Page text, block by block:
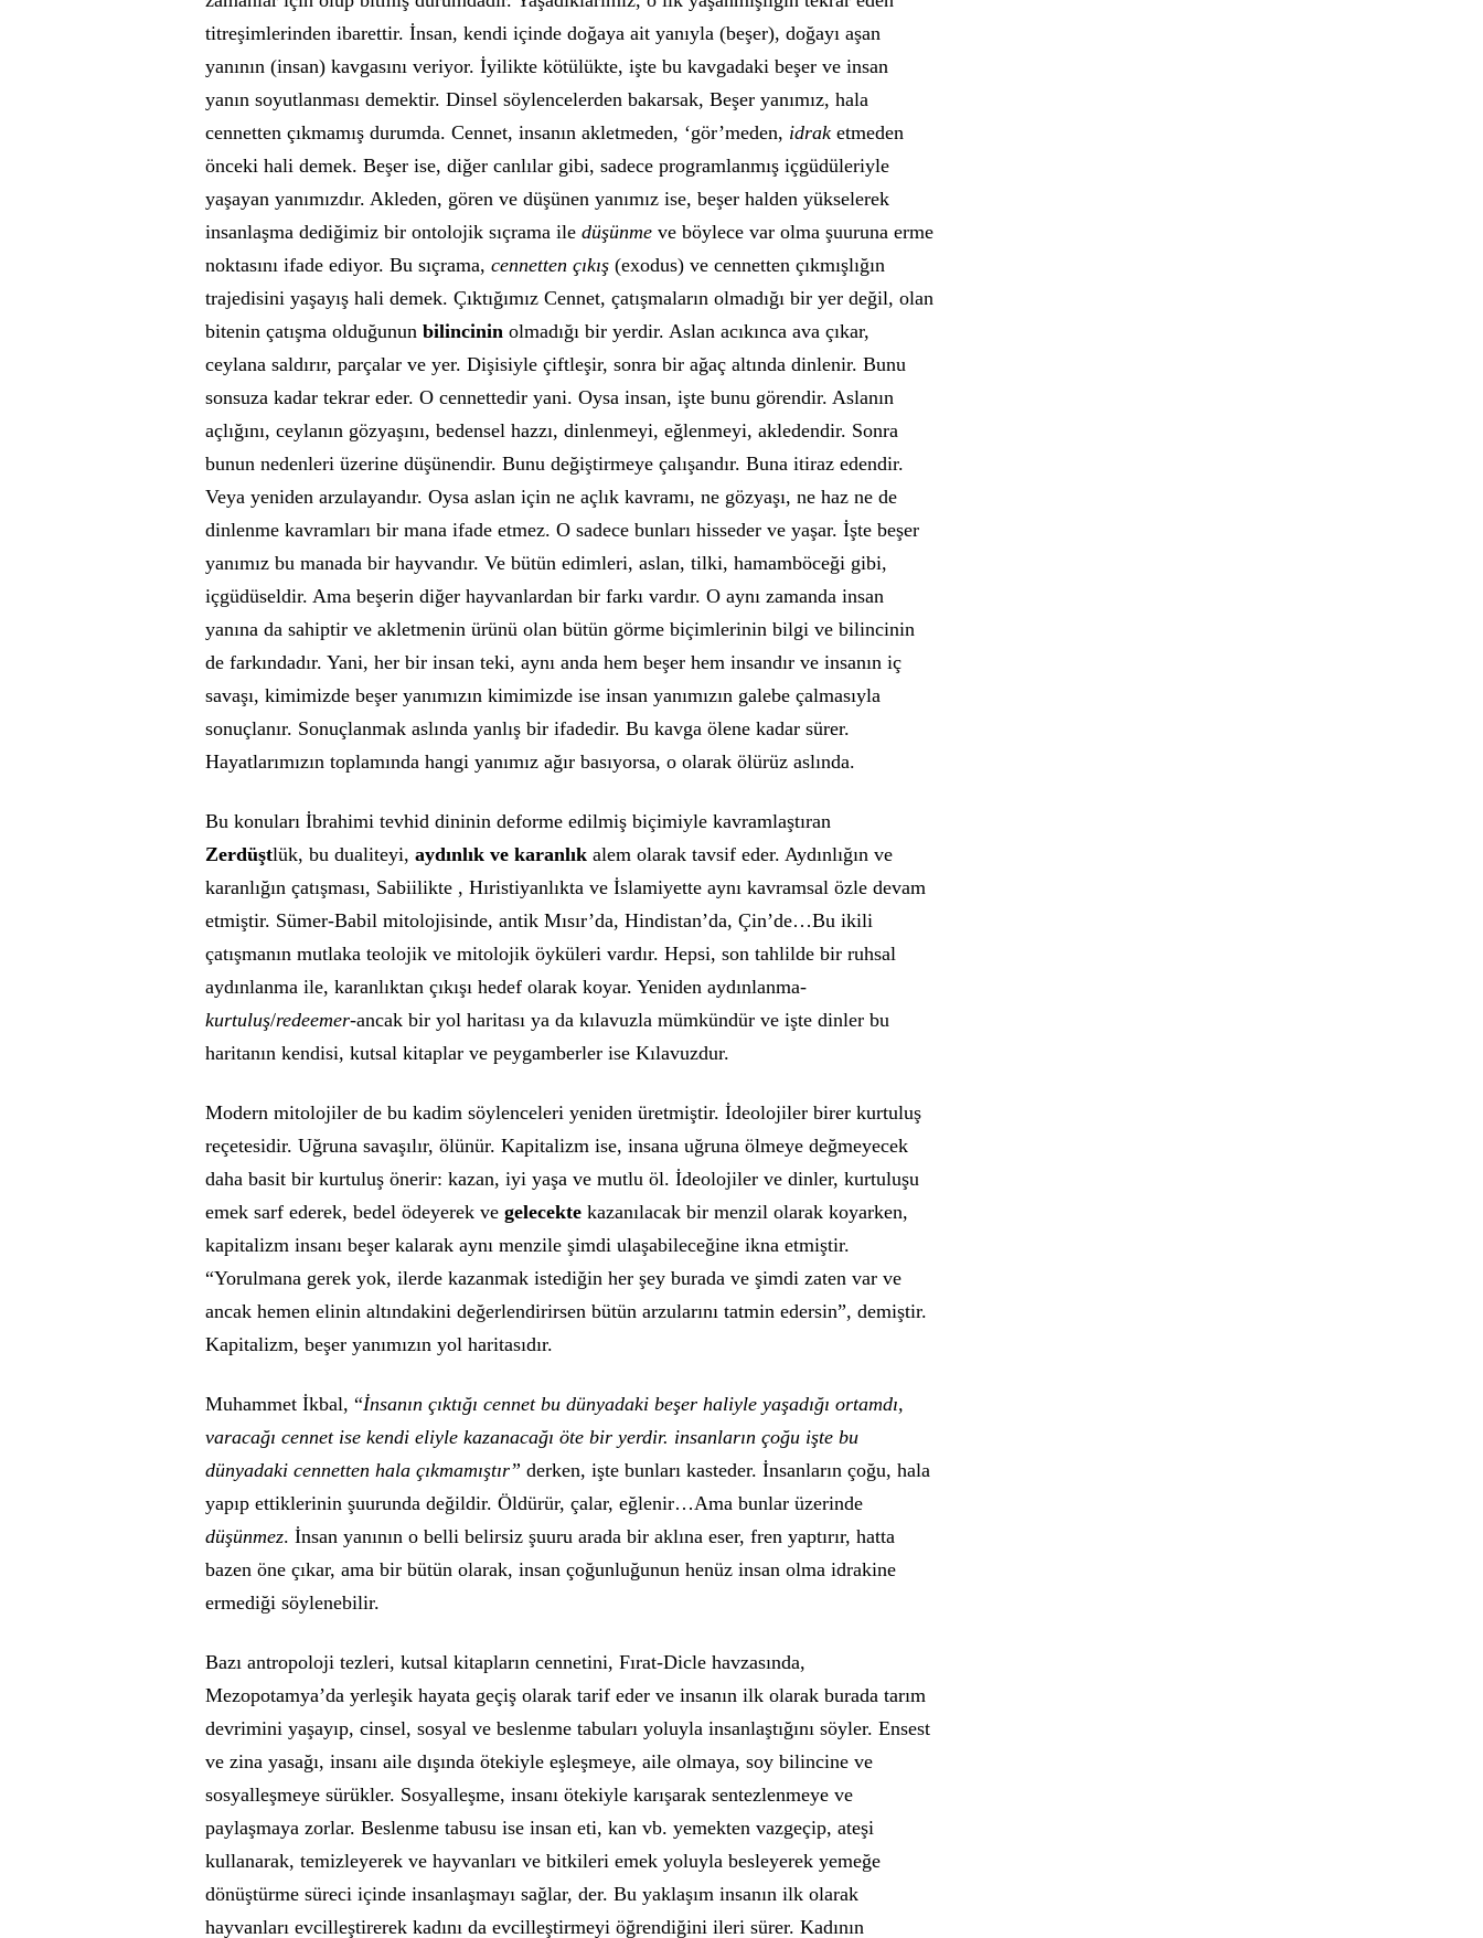
titreşimlerinden ibarettir. İnsan, kendi içinde doğaya ait yanıyla (beşer), doğayı aşan
yanının (insan) kavgasını veriyor. İyilikte kötülükte, işte bu kavgadaki beşer ve insan
yanın soyutlanması demektir. Dinsel söylencelerden bakarsak, Beşer yanımız, hala
cennetten çıkmamış durumda. Cennet, insanın akletmeden, ‘gör’meden, idrak etmeden
önceki hali demek. Beşer ise, diğer canlılar gibi, sadece programlanmış içgüdüleriyle
yaşayan yanımızdır. Akleden, gören ve düşünen yanımız ise, beşer halden yükselerek
insanlaşma dediğimiz bir ontolojik sıçrama ile düşünme ve böylece var olma şuuruna erme
noktasını ifade ediyor. Bu sıçrama, cennetten çıkış (exodus) ve cennetten çıkmışlığın
trajedisini yaşayış hali demek. Çıktığımız Cennet, çatışmaların olmadığı bir yer değil, olan
bitenin çatışma olduğunun bilincinin olmadığı bir yerdir. Aslan acıkınca ava çıkar,
ceylana saldırır, parçalar ve yer. Dişisiyle çiftleşir, sonra bir ağaç altında dinlenir. Bunu
sonsuza kadar tekrar eder. O cennettedir yani. Oysa insan, işte bunu görendir. Aslanın
açlığını, ceylanın gözyaşını, bedensel hazzı, dinlenmeyi, eğlenmeyi, akledendir. Sonra
bunun nedenleri üzerine düşünendir. Bunu değiştirmeye çalışandır. Buna itiraz edendir.
Veya yeniden arzulayandır. Oysa aslan için ne açlık kavramı, ne gözyaşı, ne haz ne de
dinlenme kavramları bir mana ifade etmez. O sadece bunları hisseder ve yaşar. İşte beşer
yanımız bu manada bir hayvandır. Ve bütün edimleri, aslan, tilki, hamamböceği gibi,
içgüdüseldir. Ama beşerin diğer hayvanlardan bir farkı vardır. O aynı zamanda insan
yanına da sahiptir ve akletmenin ürünü olan bütün görme biçimlerinin bilgi ve bilincinin
de farkındadır. Yani, her bir insan teki, aynı anda hem beşer hem insandır ve insanın iç
savaşı, kimimizde beşer yanımızın kimimizde ise insan yanımızın galebe çalmasıyla
sonuçlanır. Sonuçlanmak aslında yanlış bir ifadedir. Bu kavga ölene kadar sürer.
Hayatlarımızın toplamında hangi yanımız ağır basıyorsa, o olarak ölürüz aslında.
Bu konuları İbrahimi tevhid dininin deforme edilmiş biçimiyle kavramlaştıran
Zerdüştlük, bu dualiteyi, aydınlık ve karanlık alem olarak tavsif eder. Aydınlığın ve
karanlığın çatışması, Sabiilikte , Hıristiyanlıkta ve İslamiyette aynı kavramsal özle devam
etmiştir. Sümer-Babil mitolojisinde, antik Mısır’da, Hindistan’da, Çin’de…Bu ikili
çatışmanın mutlaka teolojik ve mitolojik öyküleri vardır. Hepsi, son tahlilde bir ruhsal
aydınlanma ile, karanlıktan çıkışı hedef olarak koyar. Yeniden aydınlanma-
kurtuluş/redeemer-ancak bir yol haritası ya da kılavuzla mümkündür ve işte dinler bu
haritanın kendisi, kutsal kitaplar ve peygamberler ise Kılavuzdur.
Modern mitolojiler de bu kadim söylenceleri yeniden üretmiştir. İdeolojiler birer kurtuluş
reçetesidir. Uğruna savaşılır, ölünür. Kapitalizm ise, insana uğruna ölmeye değmeyecek
daha basit bir kurtuluş önerir: kazan, iyi yaşa ve mutlu öl. İdeolojiler ve dinler, kurtuluşu
emek sarf ederek, bedel ödeyerek ve gelecekte kazanılacak bir menzil olarak koyarken,
kapitalizm insanı beşer kalarak aynı menzile şimdi ulaşabileceğine ikna etmiştir.
“Yorulmana gerek yok, ilerde kazanmak istediğin her şey burada ve şimdi zaten var ve
ancak hemen elinin altındakini değerlendirirsen bütün arzularını tatmin edersin”, demiştir.
Kapitalizm, beşer yanımızın yol haritasıdır.
Muhammet İkbal, “İnsanın çıktığı cennet bu dünyadaki beşer haliyle yaşadığı ortamdı,
varacağı cennet ise kendi eliyle kazanacağı öte bir yerdir. insanların çoğu işte bu
dünyadaki cennetten hala çıkmamıştır” derken, işte bunları kasteder. İnsanların çoğu, hala
yapıp ettiklerinin şuurunda değildir. Öldürür, çalar, eğlenir…Ama bunlar üzerinde
düşünmez. İnsan yanının o belli belirsiz şuuru arada bir aklına eser, fren yaptırır, hatta
bazen öne çıkar, ama bir bütün olarak, insan çoğunluğunun henüz insan olma idrakine
ermediği söylenebilir.
Bazı antropoloji tezleri, kutsal kitapların cennetini, Fırat-Dicle havzasında,
Mezopotamya’da yerleşik hayata geçiş olarak tarif eder ve insanın ilk olarak burada tarım
devrimini yaşayıp, cinsel, sosyal ve beslenme tabuları yoluyla insanlaştığını söyler. Ensest
ve zina yasağı, insanı aile dışında ötekiyle eşleşmeye, aile olmaya, soy bilincine ve
sosyalleşmeye sürükler. Sosyalleşme, insanı ötekiyle karışarak sentezlenmeye ve
paylaşmaya zorlar. Beslenme tabusu ise insan eti, kan vb. yemekten vazgeçip, ateşi
kullanarak, temizleyerek ve hayvanları ve bitkileri emek yoluyla besleyerek yemeğe
dönüştürme süreci içinde insanlaşmayı sağlar, der. Bu yaklaşım insanın ilk olarak
hayvanları evcilleştirerek kadını da evcilleştirmeyi öğrendiğini ileri sürer. Kadının